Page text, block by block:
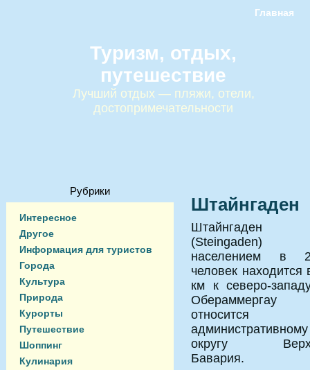
Главная
Туризм, отдых,
путешествие
Лучший отдых — пляжи, отели,
достопримечательности
Рубрики
Интересное
Другое
Информация для туристов
Города
Культура
Природа
Курорты
Путешествие
Шоппинг
Кулинария
Штайнгаден
Штайнгаден
населением в
человек находится
км к северо-
административному
округу
Бавария.